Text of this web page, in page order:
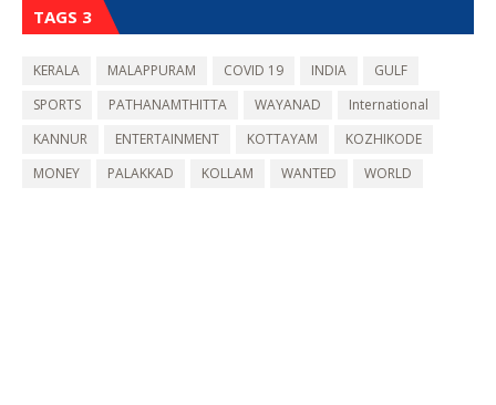
TAGS 3
KERALA MALAPPURAM COVID 19 INDIA
GULF
SPORTS
PATHANAMTHITTA WAYANAD
International
KANNUR
ENTERTAINMENT KOTTAYAM
KOZHIKODE
MONEY
PALAKKAD KOLLAM WANTED WORLD